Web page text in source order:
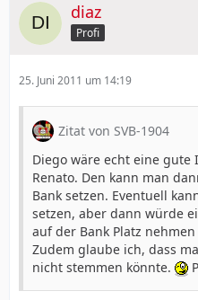
diaz
Profi
25. Juni 2011 um 14:19
Zitat von SVB-1904
Diego wäre echt eine
Renato. Den kann man
Bank setzen. Eventuell
setzen, aber dann würde
auf der Bank Platz
Zudem glaube ich, dass
nicht stemmen könnte.